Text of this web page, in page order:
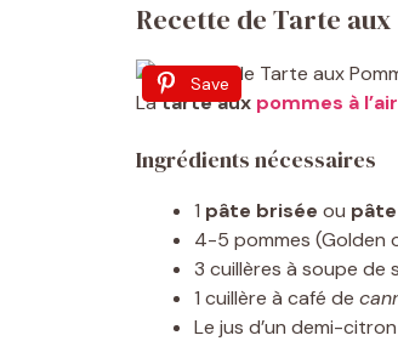
Recette de Tarte
Save
Latarte aux pommes à
Ingrédients nécessaires
1 pâte brisée ou
4-5 pommes (Golden
3 cuillères à soupe de
1 cuillère à café de
Le jus d’un demi-citron